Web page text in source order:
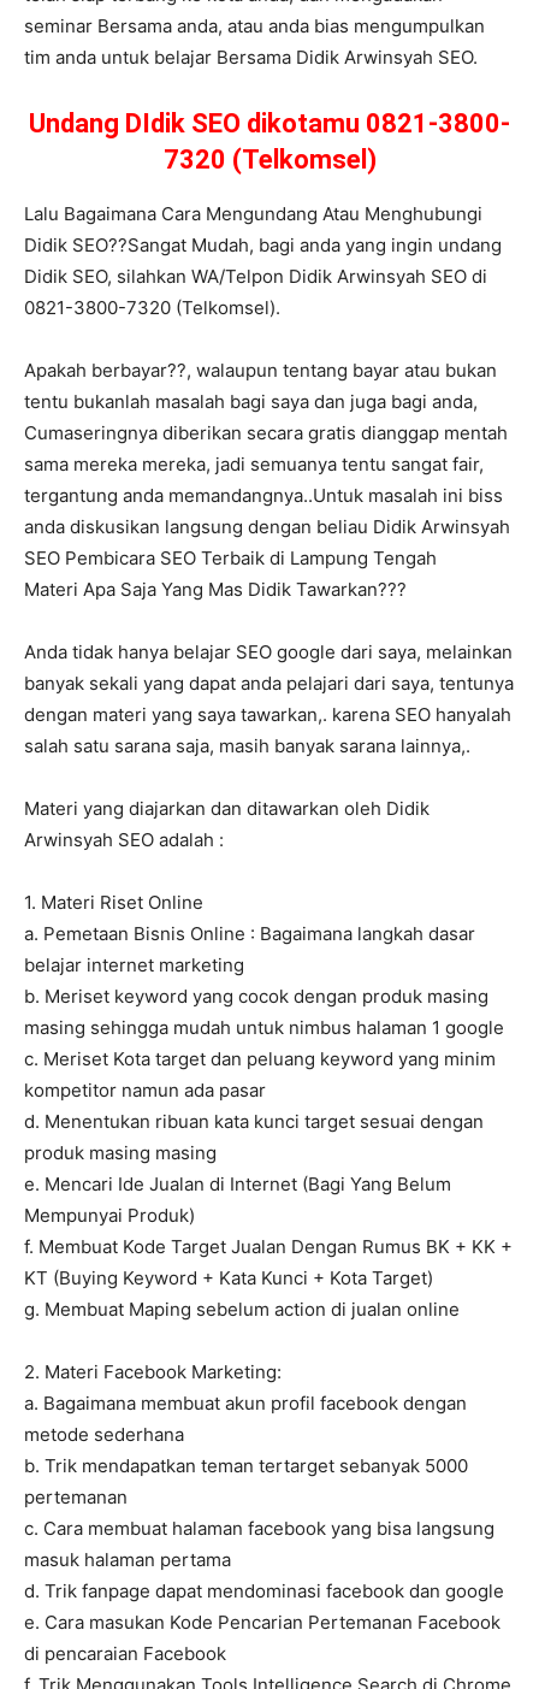
seminar Bersama anda, atau anda bias mengumpulkan
tim anda untuk belajar Bersama Didik Arwinsyah SEO.
Undang DIdik SEO dikotamu 0821-3800-
7320 (Telkomsel)
Lalu Bagaimana Cara Mengundang Atau Menghubungi
Didik SEO??Sangat Mudah, bagi anda yang ingin undang
Didik SEO, silahkan WA/Telpon Didik Arwinsyah SEO di
0821-3800-7320 (Telkomsel).
Apakah berbayar??, walaupun tentang bayar atau bukan
tentu bukanlah masalah bagi saya dan juga bagi anda,
Cumaseringnya diberikan secara gratis dianggap mentah
sama mereka mereka, jadi semuanya tentu sangat fair,
tergantung anda memandangnya..Untuk masalah ini biss
anda diskusikan langsung dengan beliau Didik Arwinsyah
SEO Pembicara SEO Terbaik di Lampung Tengah
Materi Apa Saja Yang Mas Didik Tawarkan???
Anda tidak hanya belajar SEO google dari saya, melainkan
banyak sekali yang dapat anda pelajari dari saya, tentunya
dengan materi yang saya tawarkan,. karena SEO hanyalah
salah satu sarana saja, masih banyak sarana lainnya,.
Materi yang diajarkan dan ditawarkan oleh Didik
Arwinsyah SEO adalah :
1. Materi Riset Online
a. Pemetaan Bisnis Online : Bagaimana langkah dasar
belajar internet marketing
b. Meriset keyword yang cocok dengan produk masing
masing sehingga mudah untuk nimbus halaman 1 google
c. Meriset Kota target dan peluang keyword yang minim
kompetitor namun ada pasar
d. Menentukan ribuan kata kunci target sesuai dengan
produk masing masing
e. Mencari Ide Jualan di Internet (Bagi Yang Belum
Mempunyai Produk)
f. Membuat Kode Target Jualan Dengan Rumus BK + KK +
KT (Buying Keyword + Kata Kunci + Kota Target)
g. Membuat Maping sebelum action di jualan online
2. Materi Facebook Marketing:
a. Bagaimana membuat akun profil facebook dengan
metode sederhana
b. Trik mendapatkan teman tertarget sebanyak 5000
pertemanan
c. Cara membuat halaman facebook yang bisa langsung
masuk halaman pertama
d. Trik fanpage dapat mendominasi facebook dan google
e. Cara masukan Kode Pencarian Pertemanan Facebook
di pencaraian Facebook